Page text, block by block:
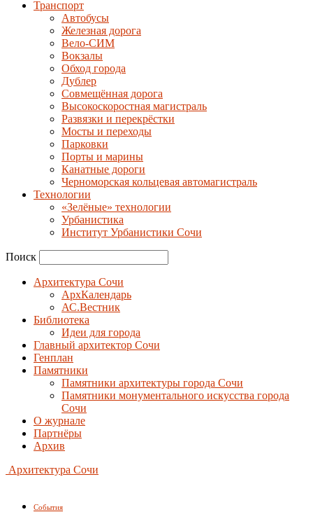
Транспорт
Автобусы
Железная дорога
Вело-СИМ
Вокзалы
Обход города
Дублер
Совмещённая дорога
Высокоскоростная магистраль
Развязки и перекрёстки
Мосты и переходы
Парковки
Порты и марины
Канатные дороги
Черноморская кольцевая автомагистраль
Технологии
«Зелёные» технологии
Урбанистика
Институт Урбанистики Сочи
Поиск
Архитектура Сочи
АрхКалендарь
АС.Вестник
Библиотека
Идеи для города
Главный архитектор Сочи
Генплан
Памятники
Памятники архитектуры города Сочи
Памятники монументального искусства города
Сочи
О журнале
Партнёры
Архив
Архитектура Сочи
События